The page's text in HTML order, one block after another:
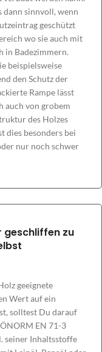
dann sinnvoll, wenn
geschützt
wo sie auch mit
in Badezimmern.
beispielsweise
den Schutz der
Rampe lässt
auch von grobem
des Holzes
dies besonders bei
nur noch schwer
geschliffen zu
geeignete
Wert auf ein
solltest Du darauf
EN 71-3
seiner Inhaltsstoffe